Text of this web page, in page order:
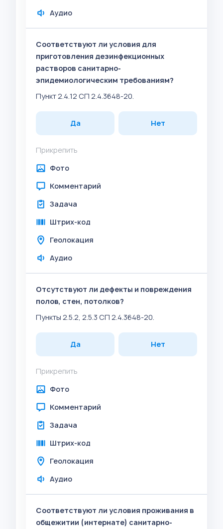
Аудио
Соответствуют ли условия для
приготовления дезинфекционных
растворов санитарно-
эпидемиологическим требованиям?
Пункт 2.4.12 СП 2.4.3648-20.
Да Нет
Прикрепить
Фото
Комментарий
Задача
Штрих-код
Геолокация
Аудио
Отсутствуют ли дефекты и повреждения
полов, стен, потолков?
Пункты 2.5.2, 2.5.3 СП 2.4.3648-20.
Да Нет
Прикрепить
Фото
Комментарий
Задача
Штрих-код
Геолокация
Аудио
Соответствуют ли условия проживания в
общежитии (интернате) санитарно-